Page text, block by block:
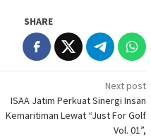
SHARE
Next post
ISAA Jatim Perkuat Sinergi Insan
Kemaritiman Lewat “Just For Golf
Vol. 01”,